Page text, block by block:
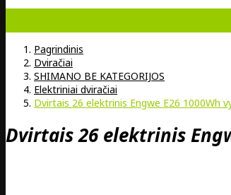
Pagrindinis
Dviračiai
SHIMANO BE KATEGORIJOS
Elektriniai dviračiai
Dvirtais 26 elektrinis Engwe E26 1000Wh
Dvirtais 26 elektrinis